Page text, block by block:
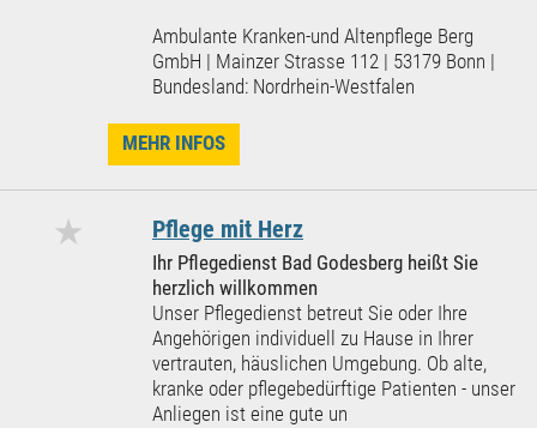
Ambulante Kranken-und Altenpflege Berg
GmbH | Mainzer Strasse 112 | 53179 Bonn |
Bundesland: Nordrhein-Westfalen
MEHR INFOS
★ Pflege mit Herz
Ihr Pflegedienst Bad Godesberg heißt Sie
herzlich willkommen
Unser Pflegedienst betreut Sie oder Ihre
Angehörigen individuell zu Hause in Ihrer
vertrauten, häuslichen Umgebung. Ob alte,
kranke oder pflegebedürftige Patienten - unser
Anliegen ist eine gute un